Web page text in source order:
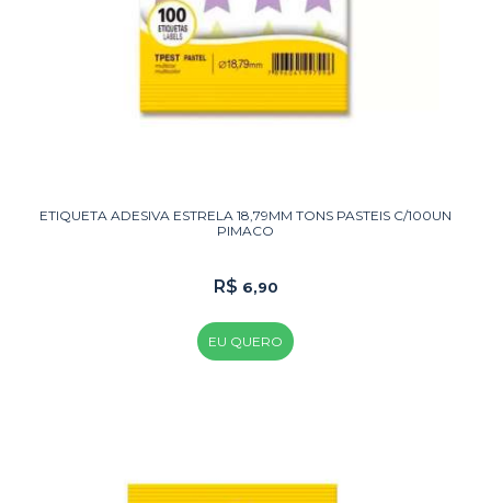
ETIQUETA ADESIVA ESTRELA 18,79MM TONS PASTEIS C/100UN
PIMACO
R$ 6,90
EU QUERO